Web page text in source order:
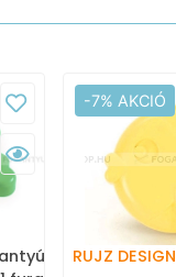
hal,
-7% AKCIÓ
RUJZ DESIGN